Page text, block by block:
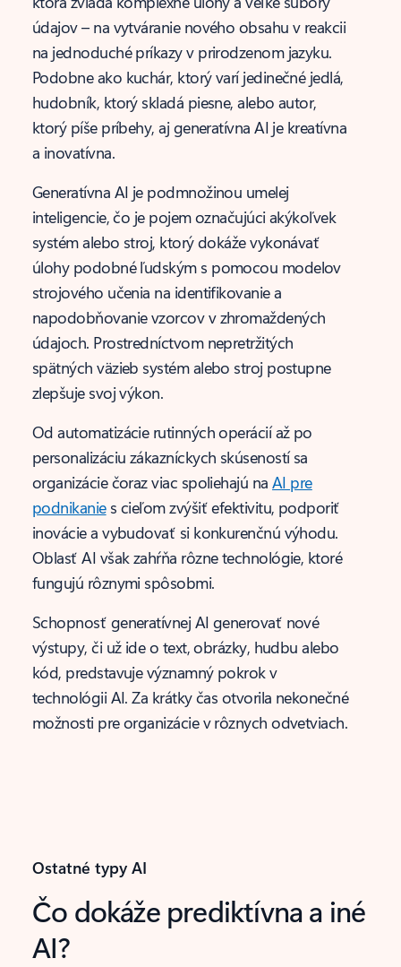
údajov – na vytváranie nového obsahu v reakcii
na jednoduché príkazy v prirodzenom jazyku.
Podobne ako kuchár, ktorý varí jedinečné jedlá,
hudobník, ktorý skladá piesne, alebo autor,
ktorý píše príbehy, aj generatívna AI je kreatívna
a inovatívna.
Generatívna AI je podmnožinou umelej
inteligencie, čo je pojem označujúci akýkoľvek
systém alebo stroj, ktorý dokáže vykonávať
úlohy podobné ľudským s pomocou modelov
strojového učenia na identifikovanie a
napodobňovanie vzorcov v zhromaždených
údajoch. Prostredníctvom nepretržitých
spätných väzieb systém alebo stroj postupne
zlepšuje svoj výkon.
Od automatizácie rutinných operácií až po
personalizáciu zákazníckych skúseností sa
organizácie čoraz viac spoliehajú naAI pre
podnikanies cieľom zvýšiť efektivitu, podporiť
inovácie a vybudovať si konkurenčnú výhodu.
Oblasť AI však zahŕňa rôzne technológie, ktoré
fungujú rôznymi spôsobmi.
Schopnosť generatívnej AI generovať nové
výstupy, či už ide o text, obrázky, hudbu alebo
kód, predstavuje významný pokrok v
technológii AI. Za krátky čas otvorila nekonečné
možnosti pre organizácie v rôznych odvetviach.
Ostatné typy AI
Čo dokáže prediktívna a iné
AI?